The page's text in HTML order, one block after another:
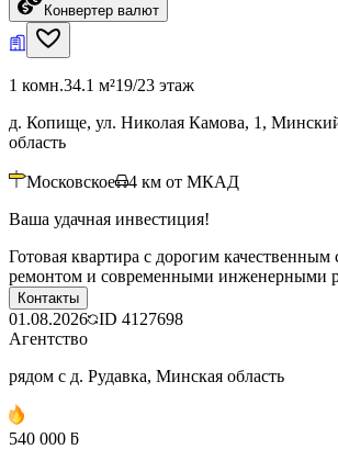
Конвертер валют
1 комн.34.1 м²19/23 этаж
д. Копище, ул. Николая Камова, 1,
область
Московское 4 км от МКАД
Ваша удачная инвестиция!
Готовая квартира с дорогим
ремонтом и современными инженерными
Контакты
01.08.2026 ID 4127698
Агентство
рядом с д. Рудавка, Минская область
540 000 ƃ